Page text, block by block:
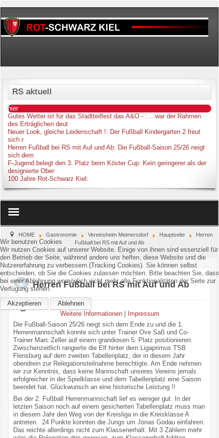
RS aktuell
hier
Gutes Wetter ist für das Stadtteilfest das A&O - : ...war der Rahmen
des Erträglichen deut
Neuer Look, gleiche Leidenschaft !: Der Fußball Kindergarten 2 freut
sich r
Herren Fußball bei RS mit Auf und Ab: Die Fußball-Saison 25/26 neigt
sich dem
F-Jugend belegt den 3. Platz beim Köster Cup: Kein geringerer als der
designierte Ober
100 Jahre Rot-Schwarz Kiel :
Home
Verein
Kinderschutz
Sparten
Events
Gastronomie
Aktuell
HOME Gastronomie Vereinsheim Meimersdorf Hauptseite
Herren
Fußball bei RS mit Auf und Ab
Herren Fußball bei RS mit Auf und Ab
Die Fußball-Saison 25/26 neigt sich dem Ende zu und die 1.
Herrenmannschaft konnte sich unter Trainer Ove Saß und Co-
Trainer Marc Zeller auf einem grandiosen 5. Platz positionieren.
Zwischenzeitlich rangierte die Elf hinter dem Ligaprimus TSB
Flensburg auf dem zweiten Tabellenplatz, der in diesem Jahr
obendrein zur Relegationsteilnahme berechtigte. Am Ende nehmen
wir zur Kenntnis, dass keine Mannschaft unseres Vereins jemals
erfolgreicher in der Spielklasse und dem Tabellenplatz eine Saison
beendet hat. Glückwunsch an eine historische Leistung !!
Bei der 2. Fußball Herrenmannschaft lief es weniger gut. In der
letzten Saison noch auf einem gesicherten Tabellenplatz muss man
in diesem Jahr den Weg von der Kreisliga in die Kreisklasse A
antreten. 24 Punkte konnten die Jungs um Jonas Godau einfahren.
Das reichte allerdings nicht zum Klassenerhalt. Mit 3 Zählern mehr
Wir benutzen Cookies
Wir nutzen Cookies auf unserer Website. Einige von ihnen sind essenziell für
den Betrieb der Seite, während andere uns helfen, diese Website und die
Nutzererfahrung zu verbessern (Tracking Cookies). Sie können selbst
entscheiden, ob Sie die Cookies zulassen möchten. Bitte beachten Sie, dass
bei einer Ablehnung womöglich nicht mehr alle Funktionalitäten der Seite zur
Verfügung stehen.
Akzeptieren
Ablehnen
Weitere Informationen| Impressum